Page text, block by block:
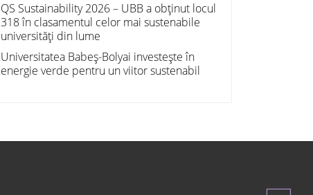
QS Sustainability 2026 – UBB a obținut locul
318 în clasamentul celor mai sustenabile
universități din lume
Universitatea Babeș-Bolyai investește în
energie verde pentru un viitor sustenabil